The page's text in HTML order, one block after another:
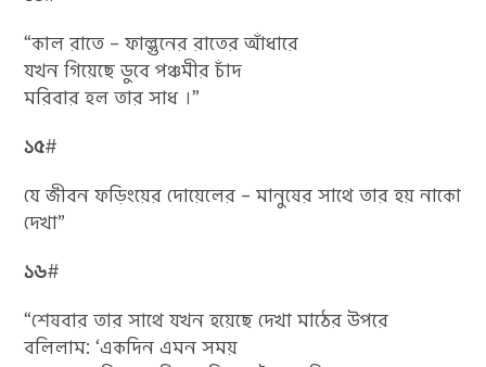
“কাল রাতে – ফাল্গুনের রাতের আঁধারে
যখন গিয়েছে ডুবে পঞ্চমীর চাঁদ
মরিবার হল তার সাধ ।”
১৫#
যে জীবন ফড়িংয়ের দোয়েলের – মানুষের সাথে তার হয় নাকো
দেখা”
১৬#
“শেষবার তার সাথে যখন হয়েছে দেখা মাঠের উপরে
বলিলাম: ‘একদিন এমন সময়